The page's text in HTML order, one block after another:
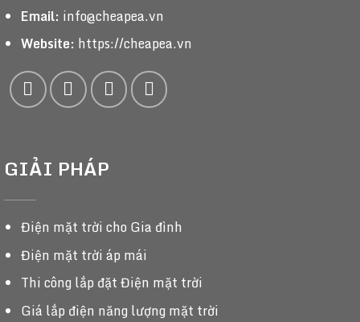
Email: info@cheapea.vn
Website: https://cheapea.vn
GIẢI PHÁP
Điện mặt trời cho Gia đình
Điện mặt trời áp mái
Thi công lắp đặt Điện mặt trời
Giá lắp điện năng lượng mặt trời